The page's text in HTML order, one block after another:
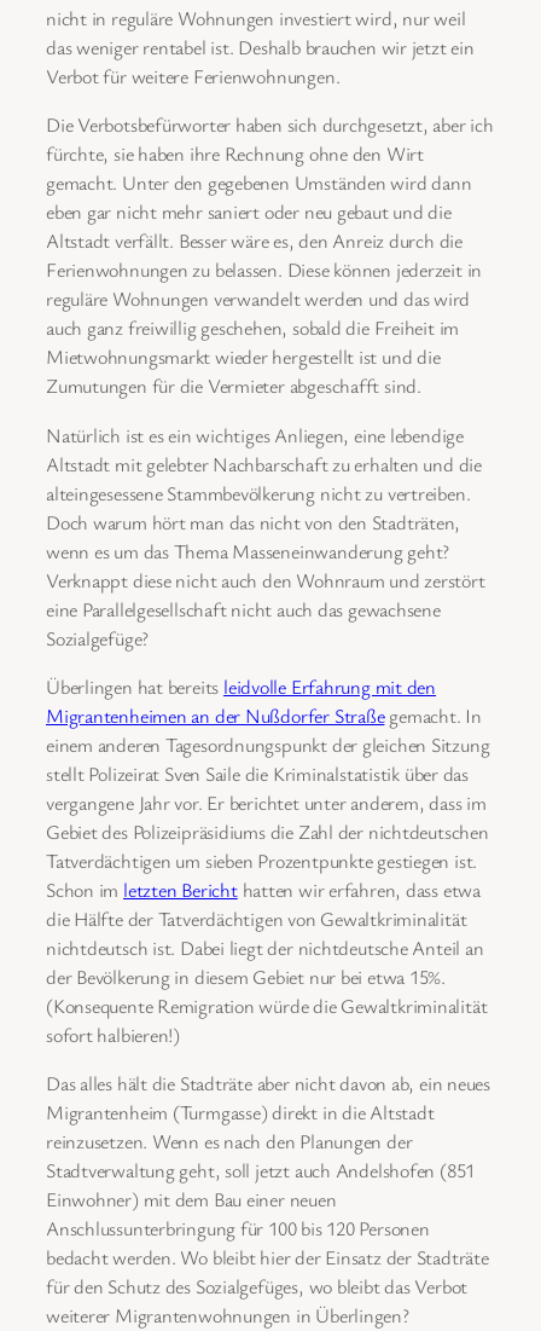
nicht in reguläre Wohnungen investiert wird, nur weil
das weniger rentabel ist. Deshalb brauchen wir jetzt ein
Verbot für weitere Ferienwohnungen.
Die Verbotsbefürworter haben sich durchgesetzt, aber ich
fürchte, sie haben ihre Rechnung ohne den Wirt
gemacht. Unter den gegebenen Umständen wird dann
eben gar nicht mehr saniert oder neu gebaut und die
Altstadt verfällt. Besser wäre es, den Anreiz durch die
Ferienwohnungen zu belassen. Diese können jederzeit in
reguläre Wohnungen verwandelt werden und das wird
auch ganz freiwillig geschehen, sobald die Freiheit im
Mietwohnungsmarkt wieder hergestellt ist und die
Zumutungen für die Vermieter abgeschafft sind.
Natürlich ist es ein wichtiges Anliegen, eine lebendige
Altstadt mit gelebter Nachbarschaft zu erhalten und die
alteingesessene Stammbevölkerung nicht zu vertreiben.
Doch warum hört man das nicht von den Stadträten,
wenn es um das Thema Masseneinwanderung geht?
Verknappt diese nicht auch den Wohnraum und zerstört
eine Parallelgesellschaft nicht auch das gewachsene
Sozialgefüge?
Überlingen hat bereits leidvolle Erfahrung mit den
Migrantenheimen an der Nußdorfer Straßegemacht. In
einem anderen Tagesordnungspunkt der gleichen Sitzung
stellt Polizeirat Sven Saile die Kriminalstatistik über das
vergangene Jahr vor. Er berichtet unter anderem, dass im
Gebiet des Polizeipräsidiums die Zahl der nichtdeutschen
Tatverdächtigen um sieben Prozentpunkte gestiegen ist.
Schon im letzten Berichthatten wir erfahren, dass etwa
die Hälfte der Tatverdächtigen von Gewaltkriminalität
nichtdeutsch ist. Dabei liegt der nichtdeutsche Anteil an
der Bevölkerung in diesem Gebiet nur bei etwa 15%.
(Konsequente Remigration würde die Gewaltkriminalität
sofort halbieren!)
Das alles hält die Stadträte aber nicht davon ab, ein neues
Migrantenheim (Turmgasse) direkt in die Altstadt
reinzusetzen. Wenn es nach den Planungen der
Stadtverwaltung geht, soll jetzt auch Andelshofen (851
Einwohner) mit dem Bau einer neuen
Anschlussunterbringung für 100 bis 120 Personen
bedacht werden. Wo bleibt hier der Einsatz der Stadträte
für den Schutz des Sozialgefüges, wo bleibt das Verbot
weiterer Migrantenwohnungen in Überlingen?